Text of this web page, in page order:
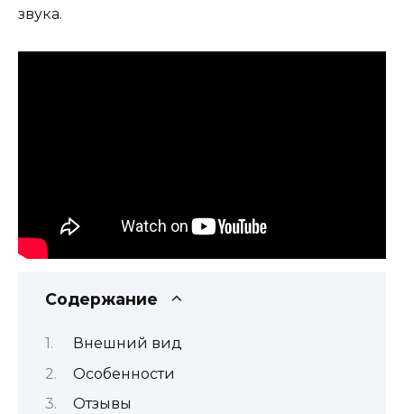
звука.
Содержание
Внешний вид
Особенности
Отзывы